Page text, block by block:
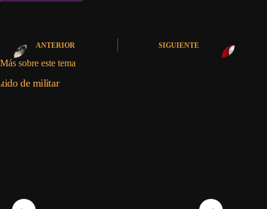
ANTERIOR SIGUIENTE
Más sobre este tema